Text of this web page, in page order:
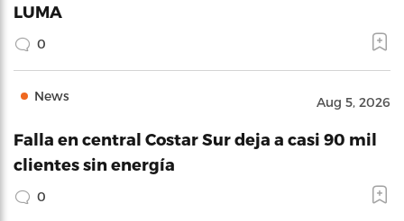
LUMA
0
News Aug 5, 2026
Falla en central Costar Sur deja a casi 90 mil
clientes sin energía
0